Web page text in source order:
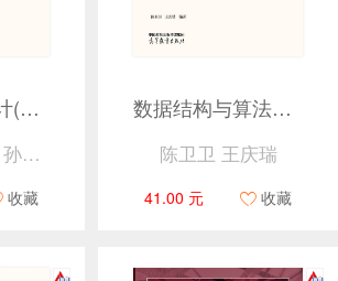
C语言程序设计(第3版)
苏小红 王宇颖 孙志岗 等
收藏
数据结构与算法（第2版）
陈卫卫 王庆瑞
41.00 元 收藏